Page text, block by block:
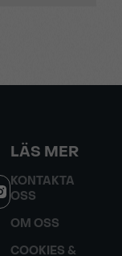
LÄS MER
KONTAKTA
OSS
OM OSS
COOKIES &